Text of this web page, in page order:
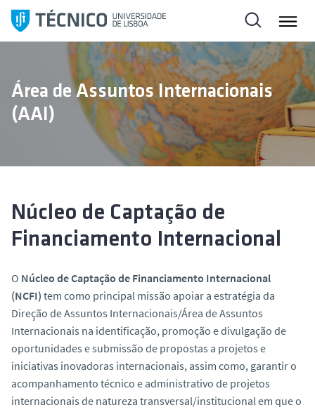
l
a
Área de Assuntos Internacionais
(AAI)
Núcleo de Captação de
Financiamento Internacional
O Núcleo de Captação de Financiamento Internacional
(NCFI) tem como principal missão apoiar a estratégia da
Direção de Assuntos Internacionais/Área de Assuntos
Internacionais na identificação, promoção e divulgação de
oportunidades e submissão de propostas a projetos e
iniciativas inovadoras internacionais, assim como, garantir o
acompanhamento técnico e administrativo de projetos
internacionais de natureza transversal/institucional em que o